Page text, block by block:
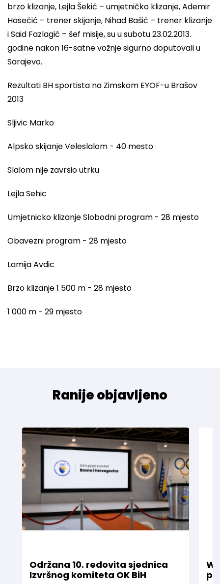
brzo klizanje, Lejla Šekić – umjetničko klizanje, Ademir
Hasečić – trener skijanje, Nihad Bašić – trener klizanje
i Said Fazlagić – šef misije, su u subotu 23.02.2013.
godine nakon 16-satne vožnje sigurno doputovali u
Sarajevo.
Rezultati BH sportista na Zimskom EYOF-u Brašov
2013
Sljivic Marko
Alpsko skijanje Veleslalom - 40 mesto
Slalom nije zavrsio utrku
Lejla Sehic
Umjetnicko klizanje Slobodni program - 28 mjesto
Obavezni program - 28 mjesto
Lamija Avdic
Brzo klizanje 1 500 m - 28 mjesto
1 000 m - 29 mjesto
Ranije objavljeno
Održana 10. redovita sjednica
Izvršnog komiteta OK BiH